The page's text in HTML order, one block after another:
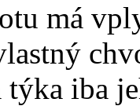
má
týka iba